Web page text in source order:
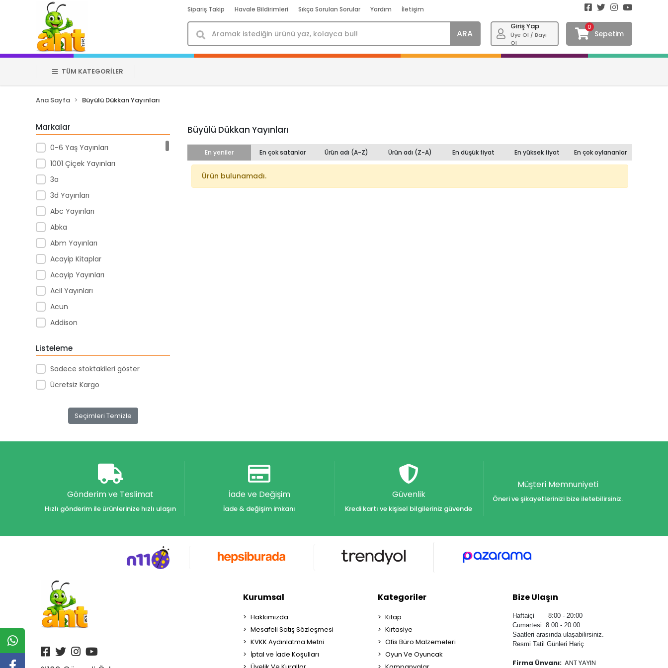
Sipariş Takip Havale Bildirimleri Sıkça Sorulan Sorular Yardım İletişim
ARA
Giriş Yap
Üye Ol / Bayi
Ol
0
Sepetim
TÜM KATEGORİLER
Ana Sayfa Büyülü Dükkan Yayınları
Markalar
0-6 Yaş Yayınları
1001 Çiçek Yayınları
3a
3d Yayınları
Abc Yayınları
Abka
Abm Yayınları
Acayip Kitaplar
Acayip Yayınları
Acil Yayınları
Acun
Addison
Adel
Adeland
Aden Yayınları
Afs Yayınları
Ahir Zaman Yayınları
AİLE ÇOCUK
Aile Genç
Akademi Denizi Yayınları
Akar Kırtasiye
Akçağ Yayınları
Aktif Yayınları
Listeleme
Sadece stoktakileri göster
Ücretsiz Kargo
Seçimleri Temizle
Büyülü Dükkan Yayınları
En yeniler En çok satanlar Ürün adı (A-Z) Ürün adı (Z-A) En düşük fiyat En yüksek fiyat En çok oylananlar
Ürün bulunamadı.
Gönderim ve Teslimat
Hızlı gönderim ile ürünlerinize hızlı ulaşın
İade ve Değişim
İade & değişim imkanı
Güvenlik
Kredi kartı ve kişisel bilgileriniz güvende
Müşteri Memnuniyeti
Öneri ve şikayetlerinizi bize iletebilirsiniz.
Kurumsal
Hakkımızda
Mesafeli Satış Sözleşmesi
KVKK Aydınlatma Metni
İptal ve İade Koşulları
Kategoriler
Kitap
Kırtasiye
Ofis Büro Malzemeleri
Oyun Ve Oyuncak
Bize Ulaşın
Haftaiçi 8:00 - 20:00
Cumartesi 8:00 - 20:00
Saatleri arasında ulaşabilirsiniz.
Resmi Tatil Günleri Hariç
Firma Ünvanı: ANT YAYIN